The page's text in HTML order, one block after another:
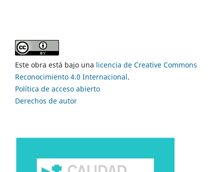
Este obra está bajo una licencia de Creative Commons
Reconocimiento 4.0 Internacional.
Política de acceso abierto
Derechos de autor